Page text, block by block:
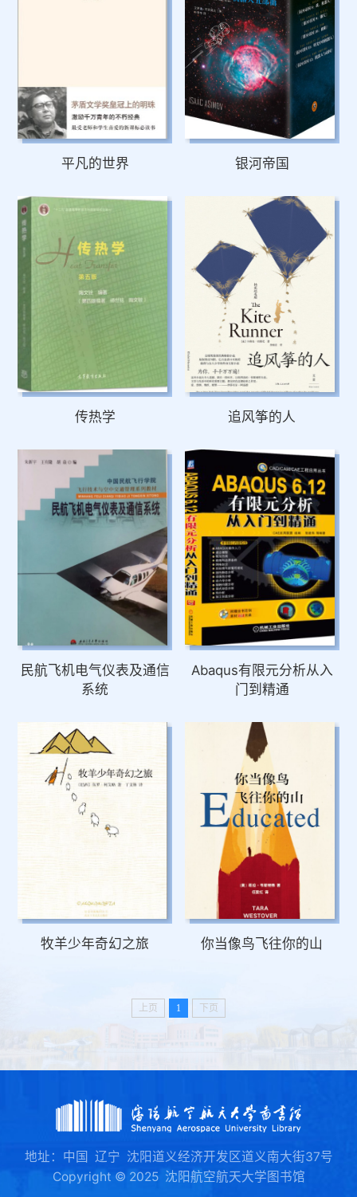
平凡的世界 银河帝国
传热学 追风筝的人
民航飞机电气仪表及通信
系统
Abaqus有限元分析从入
门到精通
牧羊少年奇幻之旅 你当像鸟飞往你的山
上页 1 下页
地址：中国 辽宁 沈阳道义经济开发区道义南大街37号
Copyright © 2025 沈阳航空航天大学图书馆